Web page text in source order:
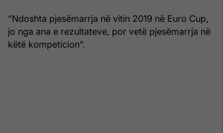
“Ndoshta pjesëmarrja në vitin 2019 në Euro Cup,
jo nga ana e rezultateve, por vetë pjesëmarrja në
këtë kompeticion”.